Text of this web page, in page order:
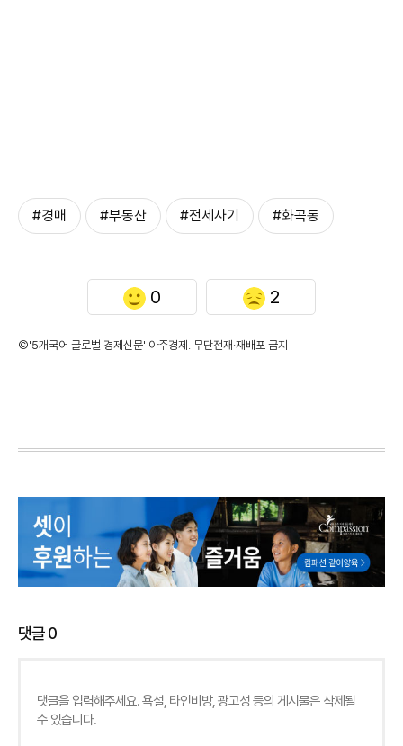
#경매 #부동산 #전세사기 #화곡동
0 2
©'5개국어 글로벌 경제신문' 아주경제. 무단전재·재배포 금지
댓글0